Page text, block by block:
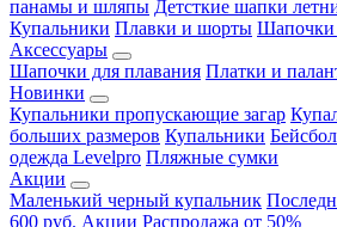
панамы и шляпы Детсткие шапки
Купальники Плавки и шорты Шапочки
Аксессуары
Шапочки для плавания Платки и
Новинки
Купальники пропускающие загар
больших размеров Купальники
одежда Levelpro Пляжные сумки
Акции
Маленький черный купальник
600 руб. Акции Распродажа от 50%